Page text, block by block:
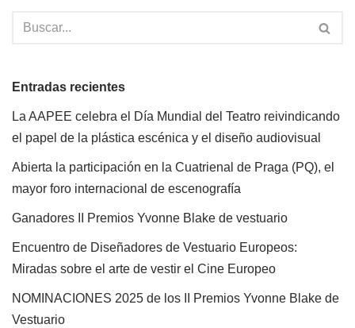
Entradas recientes
La AAPEE celebra el Día Mundial del Teatro reivindicando
el papel de la plástica escénica y el diseño audiovisual
Abierta la participación en la Cuatrienal de Praga (PQ), el
mayor foro internacional de escenografía
Ganadores II Premios Yvonne Blake de vestuario
Encuentro de Diseñadores de Vestuario Europeos:
Miradas sobre el arte de vestir el Cine Europeo
NOMINACIONES 2025 de los II Premios Yvonne Blake de
Vestuario